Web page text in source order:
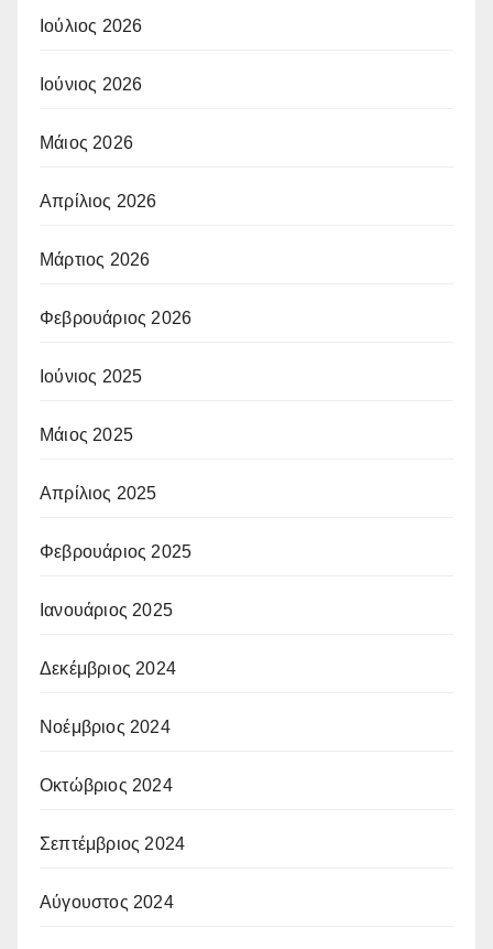
Ιούλιος 2026
Ιούνιος 2026
Μάιος 2026
Απρίλιος 2026
Μάρτιος 2026
Φεβρουάριος 2026
Ιούνιος 2025
Μάιος 2025
Απρίλιος 2025
Φεβρουάριος 2025
Ιανουάριος 2025
Δεκέμβριος 2024
Νοέμβριος 2024
Οκτώβριος 2024
Σεπτέμβριος 2024
Αύγουστος 2024